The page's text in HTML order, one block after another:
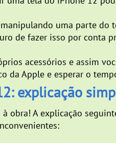
uma parte
de fazer isso por conta
acessórios e assim
da Apple e esperar o
explicação
obra! A explicação